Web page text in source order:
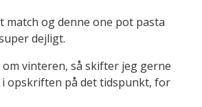
match og denne one pot pasta
dejligt.
vinteren, så skifter jeg gerne
opskriften på det tidspunkt, for